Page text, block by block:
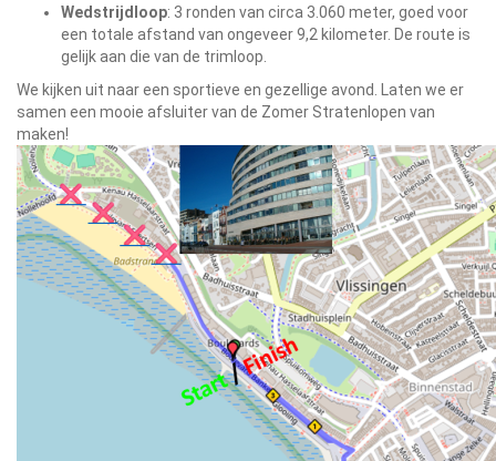
Wedstrijdloop: 3 ronden van circa 3.060 meter, goed voor
een totale afstand van ongeveer 9,2 kilometer. De route is
gelijk aan die van de trimloop.
We kijken uit naar een sportieve en gezellige avond. Laten we er
samen een mooie afsluiter van de Zomer Stratenlopen van
maken!